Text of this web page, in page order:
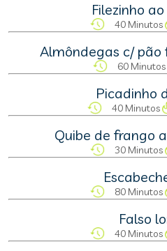
Filezinho
40 Minutos
Almôndegas c/ pão
60 Minutos
Picadinho
40 Minutos
Quibe de frango
30 Minutos
80 Minutos
Falso
40 Minutos